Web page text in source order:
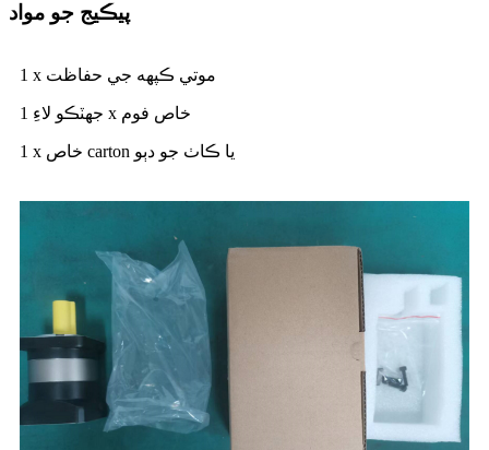
پيڪيج جو مواد
1 x موتي ڪپهه جي حفاظت
جھٽڪو لاءِ 1 x خاص فوم
1 x خاص carton يا ڪاٺ جو دٻو